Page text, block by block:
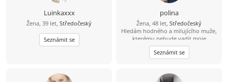
Luinkaxxx
Žena, 39 let, Středočeský
Seznámit se
polina
Žena, 48 let, Středočeský
Hledám hodného a milujícího muže,
kterému nebude vadit moje
sluníčko. Mám 5 letého synka.
Seznámit se